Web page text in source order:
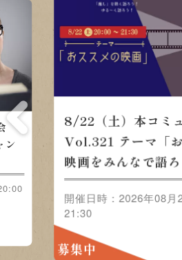
ン
8/22（土）本コミ
Vol.321 テーマ「
映画をみんなで語ろ
開催日時：2026年08月
21:30
募集中